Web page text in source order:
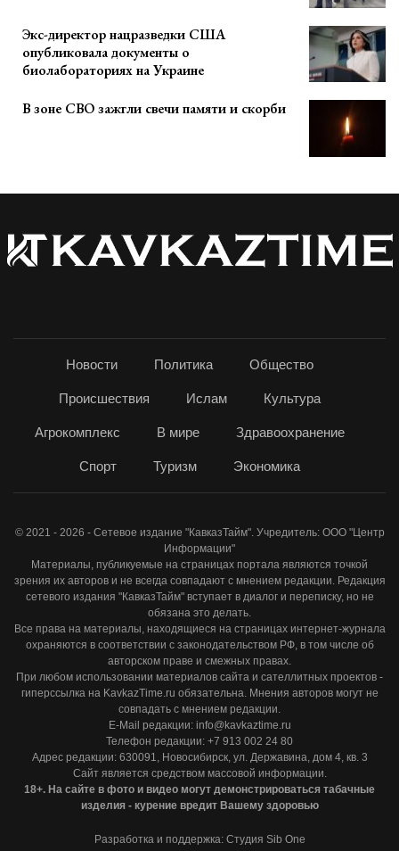
Экс-директор нацразведки США
опубликовала документы о
биолабораториях на Украине
В зоне СВО зажгли свечи памяти и скорби
Новости Политика Общество
Происшествия Ислам Культура
Агрокомплекс В мире Здравоохранение
Спорт Туризм Экономика
© 2021 - 2026 - Сетевое издание "КавказТайм". Учредитель: ООО "Центр
Информации"
Материалы, публикуемые на страницах портала являются точкой
зрения их авторов и не всегда совпадают с мнением редакции. Редакция
сетевого издания "КавказТайм" вступает в диалог и переписку, но не
обязана это делать.
Все права на материалы, находящиеся на страницах интернет-журнала
охраняются в соответствии с законодательством РФ, в том числе об
авторском праве и смежных правах.
При любом использовании материалов сайта и сателлитных проектов -
гиперссылка на KavkazTime.ru обязательна. Мнения авторов могут не
совпадать с мнением редакции.
E-Mail редакции: info@kavkaztime.ru
Телефон редакции: +7 913 002 24 80
Адрес редакции: 630091, Новосибирск, ул. Державина, дом 4, кв. 3
Сайт является средством массовой информации.
18+. На сайте в фото и видео могут демонстрироваться табачные
изделия - курение вредит Вашему здоровью
Разработка и поддержка: Студия Sib One